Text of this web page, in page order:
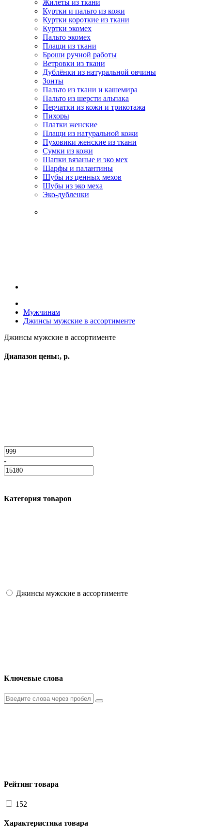
Жилеты из ткани
Куртки и пальто из кожи
Куртки короткие из ткани
Куртки экомех
Пальто экомех
Плащи из ткани
Броши ручной работы
Ветровки из ткани
Дублёнки из натуральной овчины
Зонты
Пальто из ткани и кашемира
Пальто из шерсти альпака
Перчатки из кожи и трикотажа
Пихоры
Платки женские
Плащи из натуральной кожи
Пуховики женские из ткани
Сумки из кожи
Шапки вязаные и эко мех
Шарфы и палантины
Шубы из ценных мехов
Шубы из эко меха
Эко-дубленки
Мужчинам
Джинсы мужские в ассортименте
Джинсы мужские в ассортименте
Диапазон цены:, р.
-
Категория товаров
Джинсы мужские в ассортименте
Ключевые слова
Рейтинг товара
152
Характеристика товара